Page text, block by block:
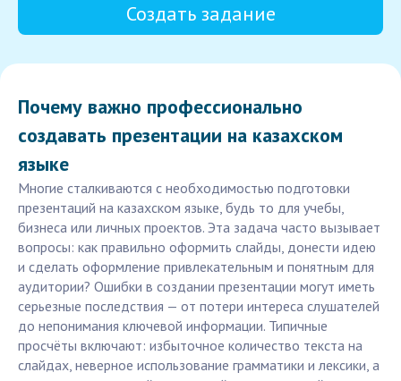
Создать задание
Почему важно профессионально
создавать презентации на казахском
языке
Многие сталкиваются с необходимостью подготовки
презентаций на казахском языке, будь то для учебы,
бизнеса или личных проектов. Эта задача часто вызывает
вопросы: как правильно оформить слайды, донести идею
и сделать оформление привлекательным и понятным для
аудитории? Ошибки в создании презентации могут иметь
серьезные последствия — от потери интереса слушателей
до непонимания ключевой информации. Типичные
просчёты включают: избыточное количество текста на
слайдах, неверное использование грамматики и лексики, а